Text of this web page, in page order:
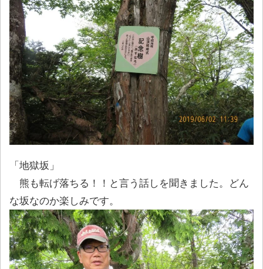
「地獄坂」
熊も転げ落ちる！！と言う話しを聞きました。どん
な坂なのか楽しみです。